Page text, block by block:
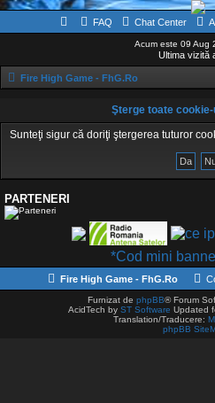
FAQ Chat Center
Acum este 09 Aug
Ultima vizită
Fire High Game - FhG.Ro
Şterge toate
Sunteţi sigur că doriţi ştergerea tuturor
PARTENERI
*Cod mini
Fire High Game - FhG.Ro
Furnizat de phpBB® Forum
AcidTech by ST Software Updated
Translation/Traducere:
phpBB